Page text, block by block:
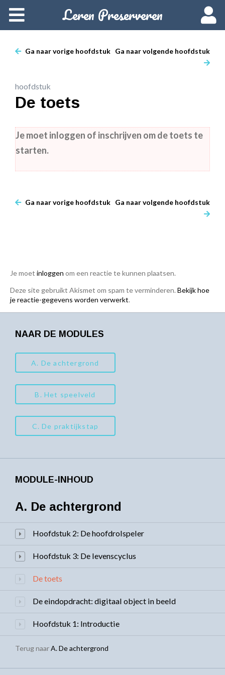
Leren Preserveren
Data en inschrijven
Starten
Woordenlijst
Ga naar vorige hoofdstuk Ga naar volgende hoofdstuk
hoofdstuk
De toets
Je moet inloggen of inschrijven om de toets te
starten.
Ga naar vorige hoofdstuk Ga naar volgende hoofdstuk
Je moet inloggen om een reactie te kunnen plaatsen.
Deze site gebruikt Akismet om spam te verminderen. Bekijk hoe
je reactie-gegevens worden verwerkt.
NAAR DE MODULES
A. De achtergrond
B. Het speelveld
C. De praktijkstap
MODULE-INHOUD
A. De achtergrond
Hoofdstuk 2: De hoofdrolspeler
Hoofdstuk 3: De levenscyclus
De toets
De eindopdracht: digitaal object in beeld
Hoofdstuk 1: Introductie
Terug naarA. De achtergrond